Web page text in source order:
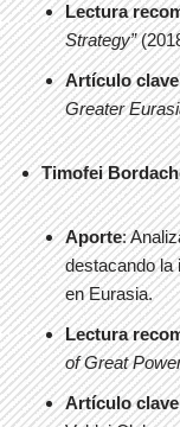
Lectura
Strategy”
Artículo clave
Greater
Timofei
Aporte:
destacando la
en Eurasia.
Lectura
of Great
Artículo clave